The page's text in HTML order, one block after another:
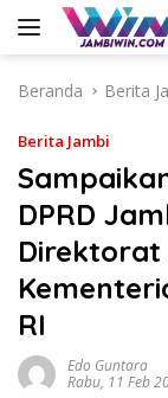
Langsung
Beranda
Berita
Berita Jambi
DPRD
Direktorat
RI
Edo Guntara
Rabu, 11 Feb